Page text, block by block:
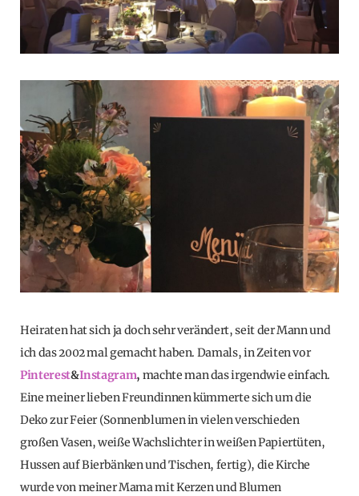
Heiraten hat sich ja doch sehr verändert, seit der Mann und
ich das 2002 mal gemacht haben. Damals, in Zeiten vor
Pinterest&Instagram, machte man das irgendwie einfach.
Eine meiner lieben Freundinnen kümmerte sich um die
Deko zur Feier (Sonnenblumen in vielen verschieden
großen Vasen, weiße Wachslichter in weißen Papiertüten,
Hussen auf Bierbänken und Tischen, fertig), die Kirche
wurde von meiner Mama mit Kerzen und Blumen